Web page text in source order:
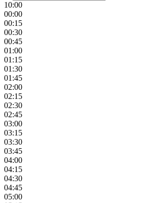
10:00
00:00
00:15
00:30
00:45
01:00
01:15
01:30
01:45
02:00
02:15
02:30
02:45
03:00
03:15
03:30
03:45
04:00
04:15
04:30
04:45
05:00